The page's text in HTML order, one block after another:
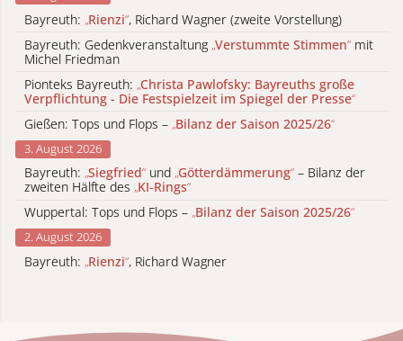
Bayreuth: „Rienzi“, Richard Wagner (zweite Vorstellung)
Bayreuth: Gedenkveranstaltung „Verstummte Stimmen“ mit
Michel Friedman
Pionteks Bayreuth: „Christa Pawlofsky: Bayreuths große
Verpflichtung - Die Festspielzeit im Spiegel der Presse“
Gießen: Tops und Flops – „Bilanz der Saison 2025/26“
3. August 2026
Bayreuth: „Siegfried“ und „Götterdämmerung“ – Bilanz der
zweiten Hälfte des „KI-Rings“
Wuppertal: Tops und Flops – „Bilanz der Saison 2025/26“
2. August 2026
Bayreuth: „Rienzi“, Richard Wagner